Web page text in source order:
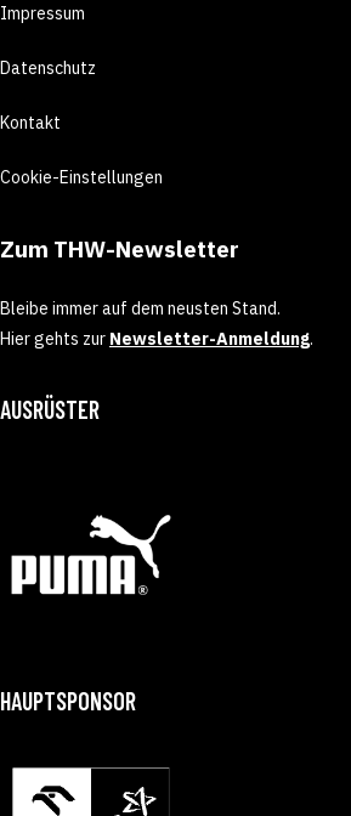
Impressum
Datenschutz
Kontakt
Cookie-Einstellungen
Zum THW-Newsletter
Bleibe immer auf dem neusten Stand.
Hier gehts zur Newsletter-Anmeldung.
AUSRÜSTER
HAUPTSPONSOR